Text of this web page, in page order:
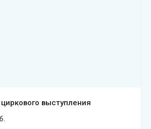
выступления